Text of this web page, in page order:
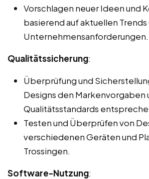
Vorschlagen neuer Ideen und
basierend auf aktuellen Trends
Unternehmensanforderungen.
Qualitätssicherung:
Überprüfung und
Designs den Markenvorgaben
Qualitätsstandards
Testen und Überprüfen von
verschiedenen Geräten und
Trossingen.
Software-Nutzung: